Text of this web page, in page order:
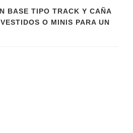
BASE TIPO TRACK Y CAÑA
O MINIS PARA UN